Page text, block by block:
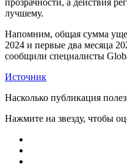
прозрачности, а действия
лучшему.
Напомним, общая сумма
2024 и первые два месяца
сообщили специалисты
Источник
Насколько публикация
Нажмите на звезду, чтобы